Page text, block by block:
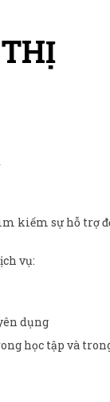
kiếm sự hỗ trợ
vụ:
dụng
học tập và